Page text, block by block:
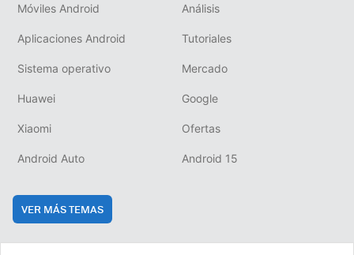
Móviles Android Análisis
Aplicaciones Android Tutoriales
Sistema operativo Mercado
Huawei Google
Xiaomi Ofertas
Android Auto Android 15
VER MÁS TEMAS